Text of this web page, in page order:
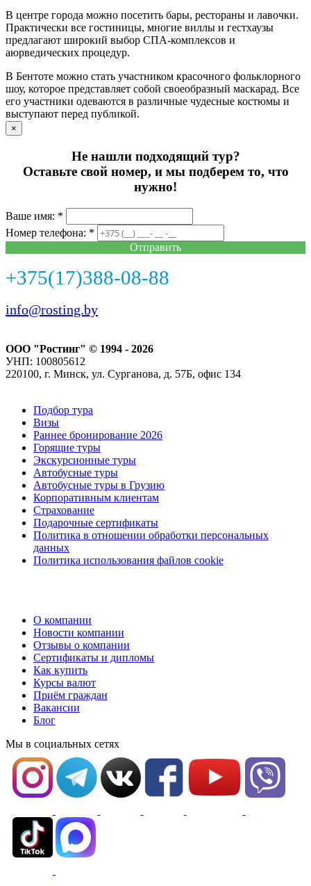
В центре города можно посетить бары, рестораны и лавочки.
Практически все гостиницы, многие виллы и гестхаузы
предлагают широкий выбор СПА-комплексов и
аюрведических процедур.
В Бентоте можно стать участником красочного фольклорного
шоу, которое представляет собой своеобразный маскарад. Все
его участники одеваются в различные чудесные костюмы и
выступают перед публикой.
×
Не нашли подходящий тур?
Оставьте свой номер, и мы подберем то, что
нужно!
Ваше имя: *
Номер телефона: *
Отправить
+375(17)388-08-88
info@rosting.by
ООО "Ростинг" © 1994 - 2026
УНП: 100805612
220100, г. Минск, ул. Сурганова, д. 57Б, офис 134
Подбор тура
Визы
Раннее бронирование 2026
Горящие туры
Экскурсионные туры
Автобусные туры
Автобусные туры в Грузию
Корпоративным клиентам
Страхование
Подарочные сертификаты
Политика в отношении обработки персональных
данных
Политика использования файлов cookie
О компании
Новости компании
Отзывы о компании
Сертификаты и дипломы
Как купить
Курсы валют
Приём граждан
Вакансии
Блог
Мы в социальных сетях